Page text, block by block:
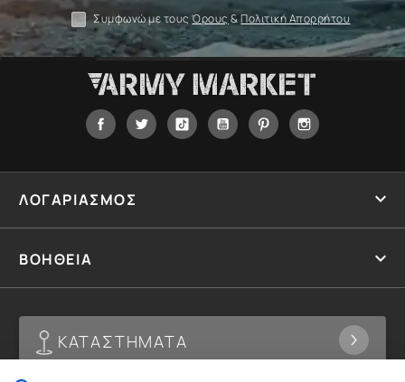
Συμφωνώ με τουςΌρους &Πολιτική Απορρήτου
FacebookTwitter Tiktok YouTube Pinterest
ΚΑΤΑΣΤΗΜΑΤΑ
ΒΟΗΘΕΙΑ 
ΛΟΓΑΡΙΑΣΜΟΣ 